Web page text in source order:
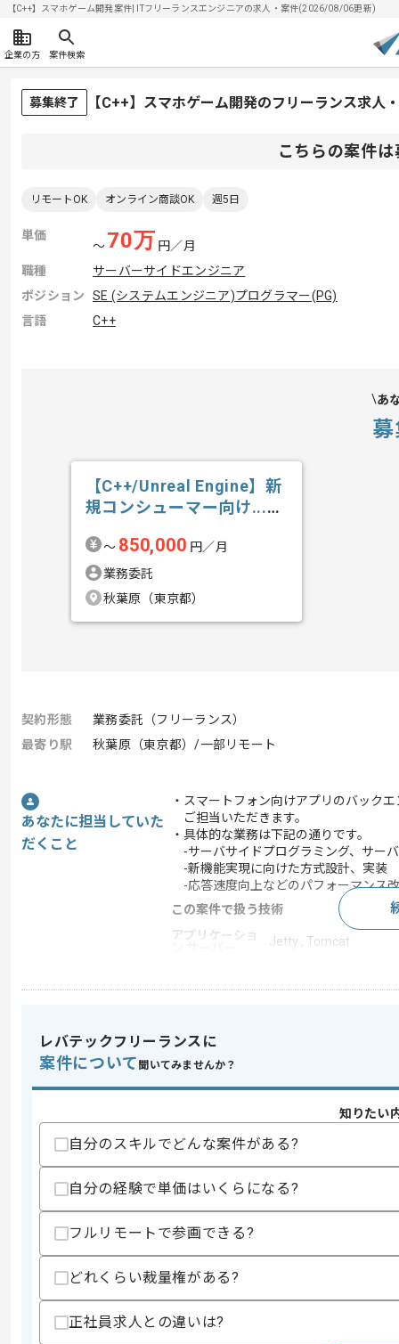
【C++】スマホゲーム開発案件| ITフリーランスエンジニアの求人・案件(2026/08/06更新)
企業の方 案件検索
募集終了 【C++】スマホゲーム開発のフリーランス求人
こちらの案件
リモートOK オンライン商談OK 週5日
単価
〜70万 円／月
職種
サーバーサイドエンジニア
ポジション
SE (システムエンジニア)プログラマー(PG)
言語
C++
あ
【C++/Unreal Engine】新
規コンシューマー向け...の
〜 850,000 円／月
業務委託
秋葉原（東京都）
契約形態
業務委託（フリーランス）
最寄り駅
秋葉原（東京都）/一部リモート
あなたに担当していた
だくこと
・スマートフォン向けアプリのバック
ご担当いただきます。
・具体的な業務は下記の通りです。
-サーバサイドプログラミング、サー
-新機能実現に向けた方式設計、実装
-応答速度向上などのパフォーマンス
この案件で扱う技術
アプリケーショ
Jetty , Tomcat
20代活躍中 , 30代活
スキル
・ゲーム会社、エンタメ業界での開発経
・システム全体のアーキテクチャ設計、
・クラウドプラットフォームの利用経験
・データベースサーバ、アプリケーシ
レバテックフリーランスに
案件について 聞いてみませんか？
知りたい
自分のスキルでどんな案件がある?
自分の経験で単価はいくらになる?
フルリモートで参画できる?
どれくらい裁量権がある?
正社員求人との違いは?